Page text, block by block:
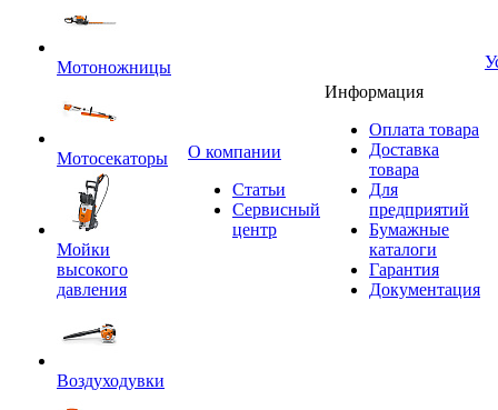
Мотоножницы
Мотосекаторы
Мойки
высокого
давления
Воздуходувки
O компании
Статьи
Сервисный
центр
Информация
Оплата товара
Доставка
товара
Для
предприятий
Бумажные
каталоги
Гарантия
Документация